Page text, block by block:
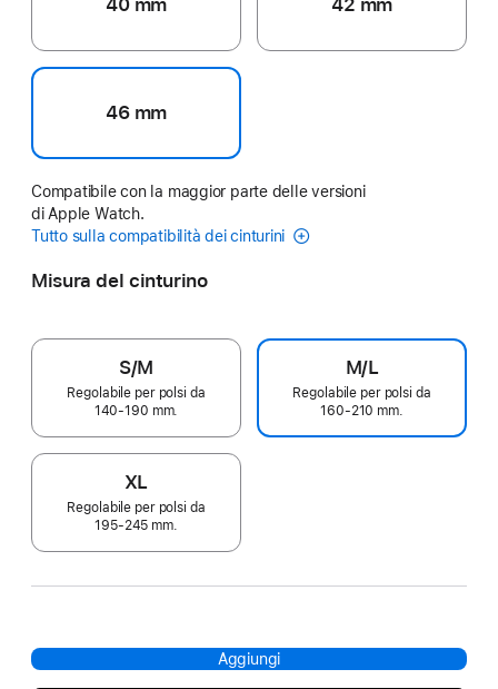
46 mm
Compatibile con la maggior parte delle versioni
di Apple Watch.
Tutto sulla compatibilità dei cinturini
Misura del cinturino
S/M
Regolabile per polsi da
140‑190 mm.
M/L
Regolabile per polsi da
160‑210 mm.
XL
Regolabile per polsi da
195‑245 mm.
Aggiungi